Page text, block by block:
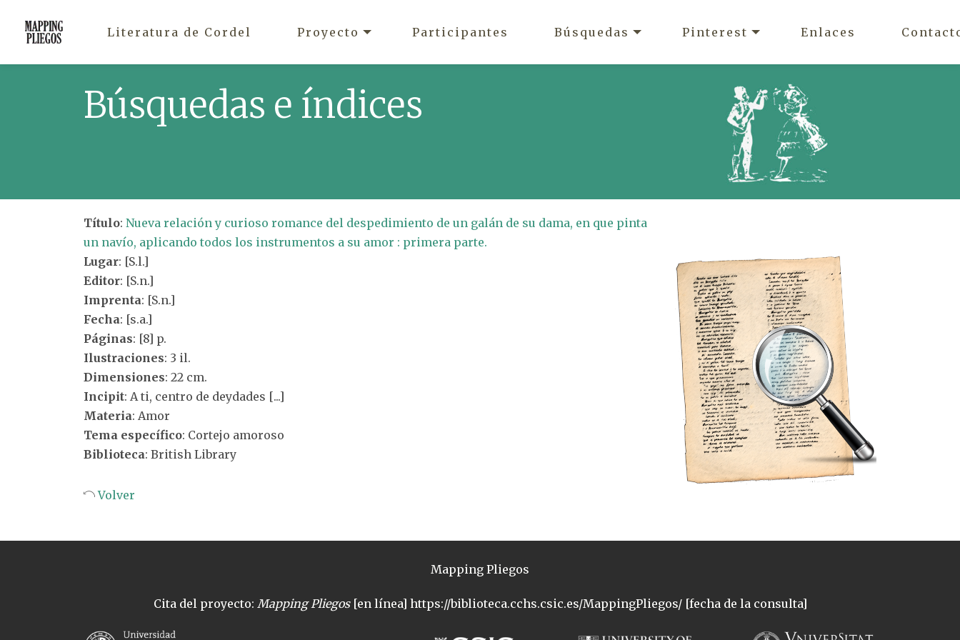
Literatura de Cordel Proyecto Participantes Búsquedas Pinterest Enlaces
Búsquedas e índices
Título: Nueva relación y curioso romance del despedimiento de un galán de su dama, en que pinta
un navío, aplicando todos los instrumentos a su amor : primera parte.
Lugar: [S.l.]
Editor: [S.n.]
Imprenta: [S.n.]
Fecha: [s.a.]
Páginas: [8] p.
Ilustraciones: 3 il.
Dimensiones: 22 cm.
Incipit: A ti, centro de deydades [...]
Materia: Amor
Tema específico: Cortejo amoroso
Biblioteca: British Library
Volver
Mapping Pliegos
Cita del proyecto: Mapping Pliegos[en línea] https://biblioteca.cchs.csic.es/MappingPliegos/ [fecha de la consulta]